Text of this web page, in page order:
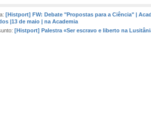
[Histport] FW: Debate "Propostas para a Ciência" |
|13 de maio | na Academia
[Histport] Palestra «Ser escravo e liberto na